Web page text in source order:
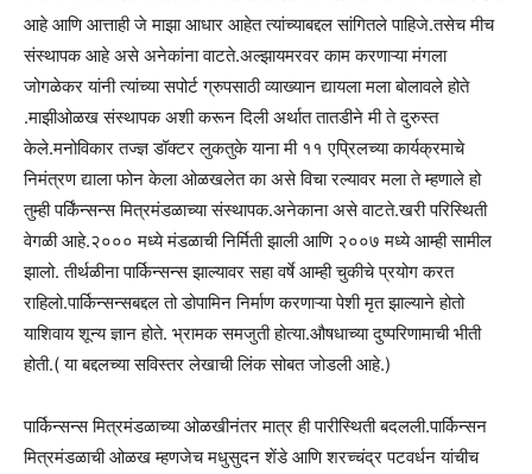
आहे आणि आत्ताही जे माझा आधार आहेत त्यांच्याबद्दल सांगितले पाहिजे.तसेच मीच
संस्थापक आहे असे अनेकांना वाटते.अल्झायमरवर काम करणाऱ्या मंगला
जोगळेकर यांनी त्यांच्या सपोर्ट ग्रुपसाठी व्याख्यान द्यायला मला बोलावले होते
.माझीओळख संस्थापक अशी करून दिली अर्थात तातडीने मी ते दुरुस्त
केले.मनोविकार तज्ज्ञ डॉक्टर लुकतुके याना मी ११ एप्रिलच्या कार्यक्रमाचे
निमंत्रण द्याला फोन केला ओळखलेत का असे विचा रल्यावर मला ते म्हणाले हो
तुम्ही पर्किंन्सन्स मित्रमंडळाच्या संस्थापक.अनेकाना असे वाटते.खरी परिस्थिती
वेगळी आहे.२००० मध्ये मंडळाची निर्मिती झाली आणि २००७ मध्ये आम्ही सामील
झालो. तीर्थळीना पार्किन्सन्स झाल्यावर सहा वर्षे आम्ही चुकीचे प्रयोग करत
राहिलो.पार्किन्सन्सबद्दल तो डोपामिन निर्माण करणाऱ्या पेशी मृत झाल्याने होतो
याशिवाय शून्य ज्ञान होते. भ्रामक समजुती होत्या.औषधाच्या दुष्परिणामाची भीती
होती.( या बद्दलच्या सविस्तर लेखाची लिंक सोबत जोडली आहे.)
पार्किन्सन्स मित्रमंडळाच्या ओळखीनंतर मात्र ही पारीस्थिती बदलली.पार्किन्सन
मित्रमंडळाची ओळख म्हणजेच मधुसुदन शेंडे आणि शरच्चंद्र पटवर्धन यांचीच